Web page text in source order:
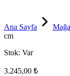
Ana Sayfa
cm
Stok: Var
3.245,00 ₺